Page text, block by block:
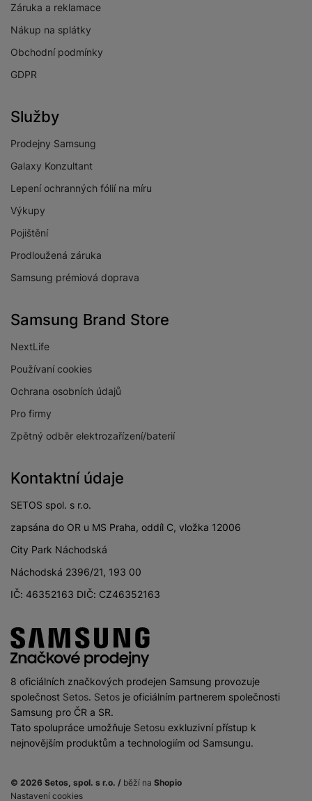
Záruka a reklamace
Nákup na splátky
Obchodní podmínky
GDPR
Služby
Prodejny Samsung
Galaxy Konzultant
Lepení ochranných fólií na míru
Výkupy
Pojištění
Prodloužená záruka
Samsung prémiová doprava
Samsung Brand Store
NextLife
Používaní cookies
Ochrana osobních údajů
Pro firmy
Zpětný odběr elektrozařízení/baterií
Kontaktní údaje
SETOS spol. s r.o.
zapsána do OR u MS Praha, oddíl C, vložka 12006
City Park Náchodská
Náchodská 2396/21, 193 00
IČ: 46352163 DIČ: CZ46352163
8 oficiálních značkových prodejen Samsung provozuje
společnost Setos. Setos je oficiálním partnerem společnosti
Samsung pro ČR a SR.
Tato spolupráce umožňuje Setosu exkluzivní přístup k
nejnovějším produktům a technologiím od Samsungu.
Nastavení cookies
© 2026 Setos, spol. s r.o. / běží na Shopio